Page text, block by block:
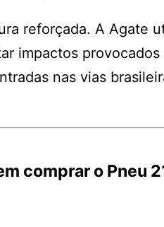
reforçada. A Agate
impactos provocados
nas vias
comprar o Pneu